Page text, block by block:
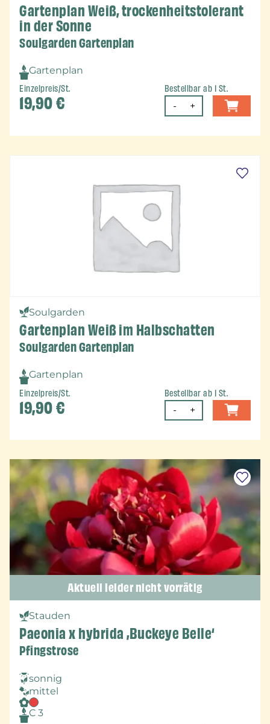
Gartenplan Weiß, trockenheitstolerant
in der Sonne
Soulgarden Gartenplan
Gartenplan
Einzelpreis/St.
19,90€
Bestellbar ab 1 St.
- +
Soulgarden
Gartenplan Weiß im Halbschatten
Soulgarden Gartenplan
Gartenplan
Einzelpreis/St.
19,90€
Bestellbar ab 1 St.
- +
Aktuell leider nicht vorrätig
Stauden
Paeonia x hybrida ‚Buckeye Belle‘
Pfingstrose
sonnig
mittel
C 3